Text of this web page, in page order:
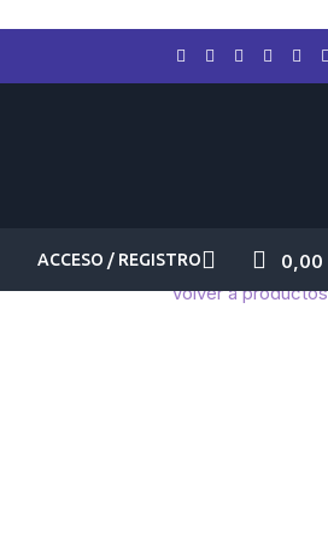
ACCESO / REGISTRO
0,00
Volver a productos